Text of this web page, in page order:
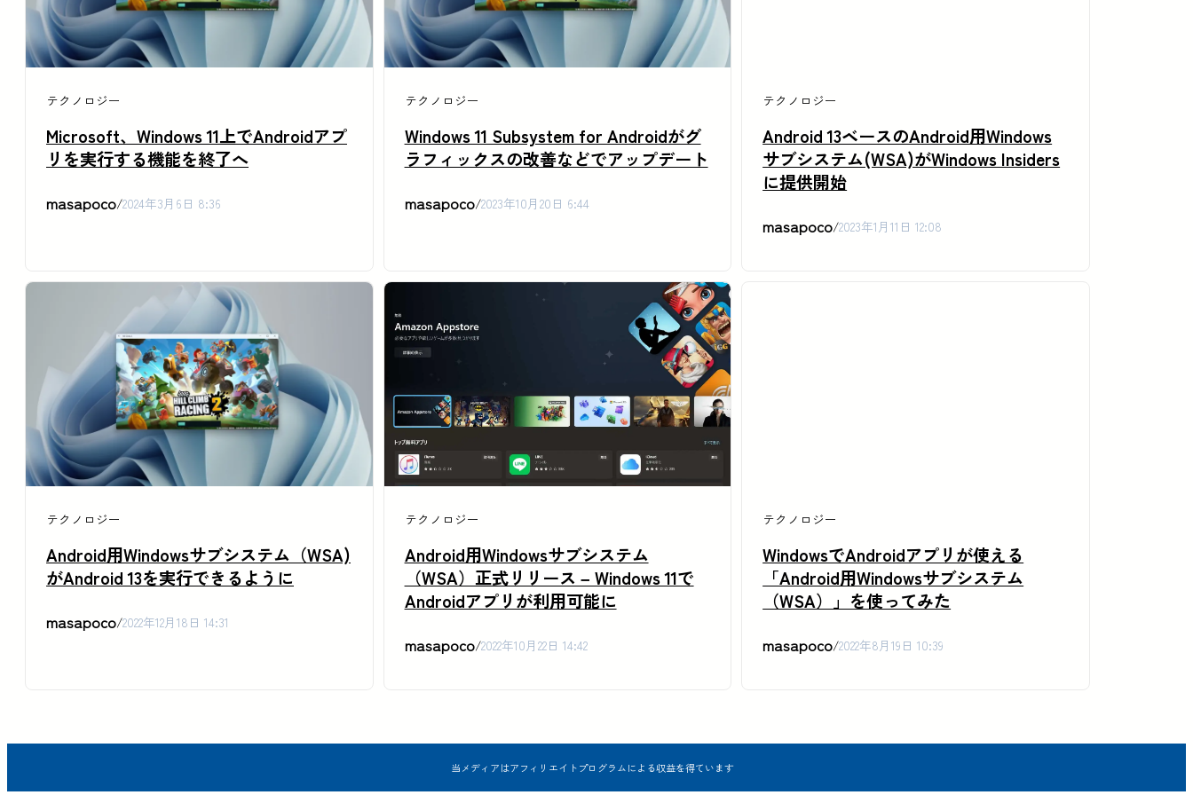
テクノロジー
Microsoft、Windows 11上でAndroidアプ
リを実行する機能を終了へ
masapoco/2024年3月6日 8:36
テクノロジー
Windows 11 Subsystem for Androidがグ
ラフィックスの改善などでアップデート
masapoco/2023年10月20日 6:44
テクノロジー
Android 13ベースのAndroid用Windows
サブシステム(WSA)がWindows Insiders
に提供開始
masapoco/2023年1月11日 12:08
テクノロジー
Android用Windowsサブシステム（WSA)
がAndroid 13を実行できるように
masapoco/2022年12月18日 14:31
テクノロジー
Android用Windowsサブシステム
（WSA）正式リリース – Windows 11で
Androidアプリが利用可能に
masapoco/2022年10月22日 14:42
テクノロジー
WindowsでAndroidアプリが使える
「Android用Windowsサブシステム
（WSA）」を使ってみた
masapoco/2022年8月19日 10:39
当メディアはアフィリエイトプログラムによる収益を得ています